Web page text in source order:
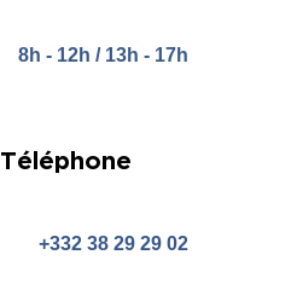
8h - 12h / 13h - 17h
Téléphone
+332 38 29 29 02